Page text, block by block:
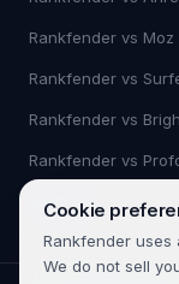
Rankfender vs Moz
Rankfender vs
Rankfender vs
Rankfender vs
Voir tout →
Cookie
Rankfender uses
We do not sell